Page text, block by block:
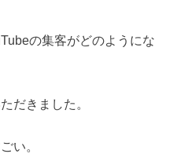
の集客がどのようにな
だきました。
い。